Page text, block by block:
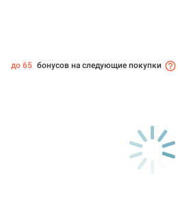
до 65 бонусов на следующие покупки